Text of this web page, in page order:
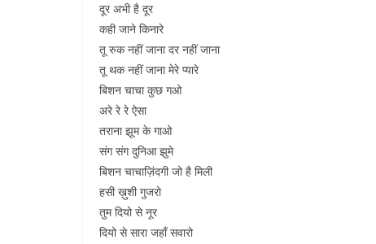
दूर अभी है दूर
कही जाने किनारे
तू रुक नहीं जाना दर नहीं जाना
तू थक नहीं जाना मेरे प्यारे
बिशन चाचा कुछ गओ
अरे रे रे ऐसा
तराना झूम के गाओ
संग संग दुनिआ झुमे
बिशन चाचाज़िंदगी जो है मिली
हसी ख़ुशी गुजरो
तुम दियो से नूर
दियो से सारा जहाँ सवारो